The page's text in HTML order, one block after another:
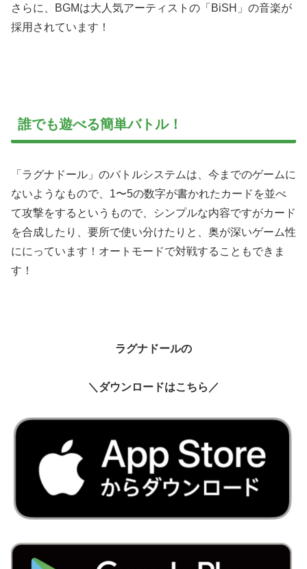
さらに、BGMは大人気アーティストの「BiSH」の音楽が
採用されています！
誰でも遊べる簡単バトル！
「ラグナドール」のバトルシステムは、今までのゲームに
ないようなもので、1〜5の数字が書かれたカードを並べ
て攻撃をするというもので、シンプルな内容ですがカード
を合成したり、要所で使い分けたりと、奥が深いゲーム性
ににっています！オートモードで対戦することもできま
す！
ラグナドールの
＼ダウンロードはこちら／